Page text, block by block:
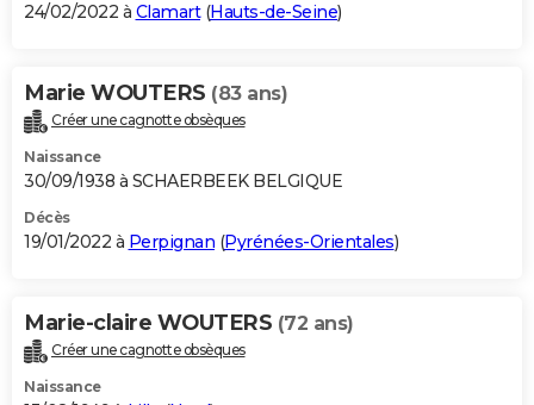
24/02/2022 à Clamart(Hauts-de-Seine)
Marie WOUTERS (83 ans)
Créer une cagnotte obsèques
Naissance
30/09/1938 à SCHAERBEEK BELGIQUE
Décès
19/01/2022 à Perpignan (Pyrénées-Orientales)
Marie-claire WOUTERS (72 ans)
Créer une cagnotte obsèques
Naissance